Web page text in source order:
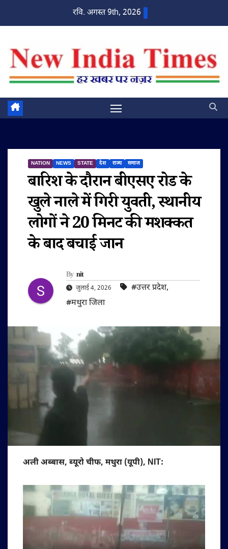
रवि. अगस्त 9th, 2026
NATION NEWS STATE देश राज्य समाज
बारिश के दौरान बीएसए रोड के
खुले नाले में गिरी युवती, स्थानीय
लोगों ने 20 मिनट की मशक्कत
के बाद बचाई जान
By nit
जुलाई 4, 2026 #उत्तर प्रदेश,
#मथुरा जिला
अली अब्बास, ब्यूरो चीफ, मथुरा (यूपी), NIT: